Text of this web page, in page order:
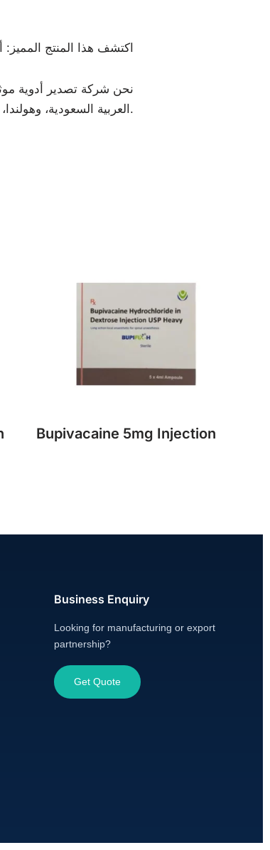
اكتشف هذا المنتج
نحن شركة تصدير أدوية
العربية السعودية، وهولندا، وألبانيا، وسانت لوسيا، والأردن، ورومانيا، وجنوب أفريقيا، وغيرها الكثير.
Bupivacaine 5mg Injection
Business Enquiry
Looking for manufacturing or export
partnership?
Get Quote